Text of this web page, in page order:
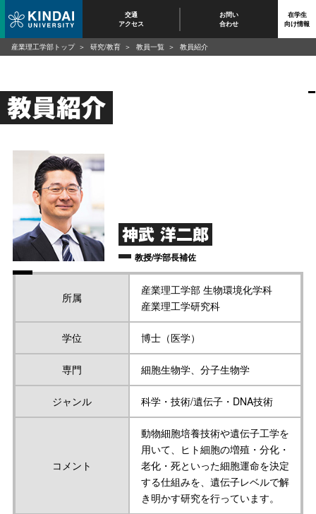
交通
アクセス
お問い
合わせ
在学生
向け情報
教員紹介
神武 洋二郎
教授/学部長補佐
所属
産業理工学部 生物環境化学科
産業理工学研究科
学位 博士（医学）
専門 細胞生物学、分子生物学
ジャンル 科学・技術/遺伝子・DNA技術
コメント
動物細胞培養技術や遺伝子工学を
用いて、ヒト細胞の増殖・分化・
老化・死といった細胞運命を決定
する仕組みを、遺伝子レベルで解
き明かす研究を行っています。
産業理工学部トップ 研究/教育 教員一覧 教員紹介